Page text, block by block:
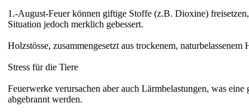
1.-August-Feuer können giftige Stoffe (z.B. Dioxine)
Situation jedoch merklich gebessert.
Holzstösse, zusammengesetzt aus trockenem,
Stress für die Tiere
Feuerwerke verursachen aber auch Lärmbelastungen, was
abgebrannt werden.